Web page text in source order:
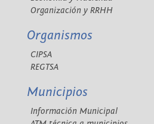
Organización y RRHH
Organismos
CIPSA
REGTSA
Municipios
Información Municipal